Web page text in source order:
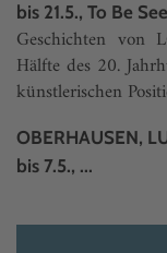
bis 21.5., To Be
Geschichten von
Hälfte des 20.
künstlerischen
OBERHAUSEN,
bis 7.5., ...